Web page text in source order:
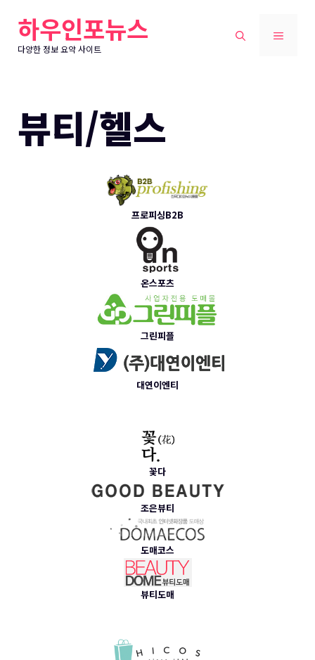
하우인포뉴스
다양한 정보 요약 사이트
메
뷰티/헬스
프로피싱B2B
온스포츠
그린피플
대연이엔티
꽃다
조은뷰티
도매코스
뷰티도매